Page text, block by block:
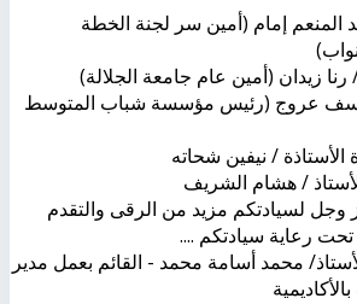
المنعم إمام (أمين سر لجنة الخطة
يوسف عروج (رئيس مؤسسة شباب المتوسط
وجل لسيادتكم مزيد من الرقى والتقدم
تحت رعاية سيادتكم ....
محمد أسامة محمد - القائم بعمل مدير